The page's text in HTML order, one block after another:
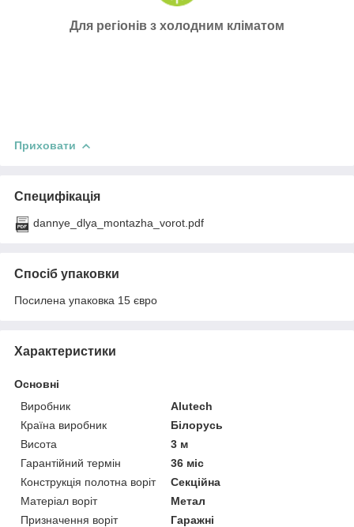
Для регіонів з холодним кліматом
Приховати
Специфікація
dannye_dlya_montazha_vorot.pdf
Спосіб упаковки
Посилена упаковка 15 євро
Характеристики
Основні
Виробник
Alutech
Країна виробник
Білорусь
Висота
3 м
Гарантійний термін
36 міс
Конструкція полотна воріт
Секційна
Матеріал воріт
Метал
Призначення воріт
Гаражні